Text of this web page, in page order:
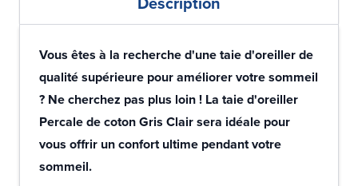
Vous êtes à la recherche d'une taie d'oreiller de
qualité supérieure pour améliorer votre sommeil
? Ne cherchez pas plus loin ! La taie d'oreiller
Percale de coton Gris Clair sera idéale pour
vous offrir un confort ultime pendant votre
sommeil.